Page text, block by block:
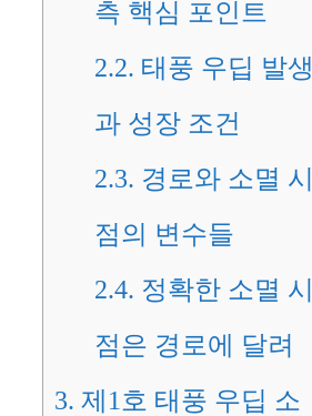
측 핵심 포인트
2.2. 태풍 우딥 발생
과 성장 조건
2.3. 경로와 소멸 시
점의 변수들
2.4. 정확한 소멸 시
점은 경로에 달려
3. 제1호 태풍 우딥 소